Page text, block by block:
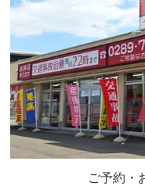
ご予約・